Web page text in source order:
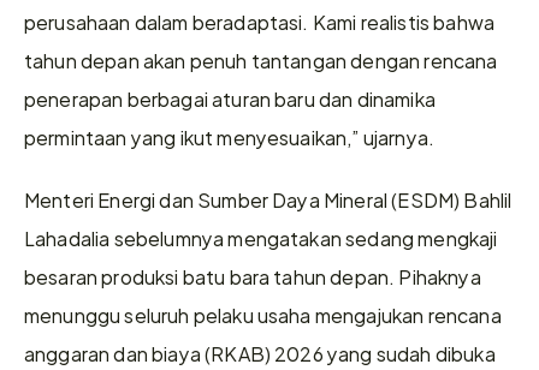
perusahaan dalam beradaptasi. Kami realistis bahwa
tahun depan akan penuh tantangan dengan rencana
penerapan berbagai aturan baru dan dinamika
permintaan yang ikut menyesuaikan,” ujarnya.
Menteri Energi dan Sumber Daya Mineral (ESDM) Bahlil
Lahadalia sebelumnya mengatakan sedang mengkaji
besaran produksi batu bara tahun depan. Pihaknya
menunggu seluruh pelaku usaha mengajukan rencana
anggaran dan biaya (RKAB) 2026 yang sudah dibuka